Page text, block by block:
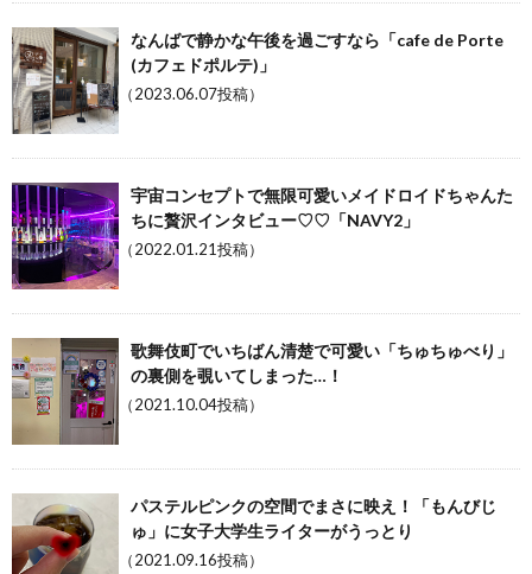
なんばで静かな午後を過ごすなら「cafe de Porte
(カフェドポルテ)」
（2023.06.07投稿）
宇宙コンセプトで無限可愛いメイドロイドちゃんた
ちに贅沢インタビュー♡♡「NAVY2」
（2022.01.21投稿）
歌舞伎町でいちばん清楚で可愛い「ちゅちゅべり」
の裏側を覗いてしまった…！
（2021.10.04投稿）
パステルピンクの空間でまさに映え！「もんびじ
ゅ」に女子大学生ライターがうっとり
（2021.09.16投稿）